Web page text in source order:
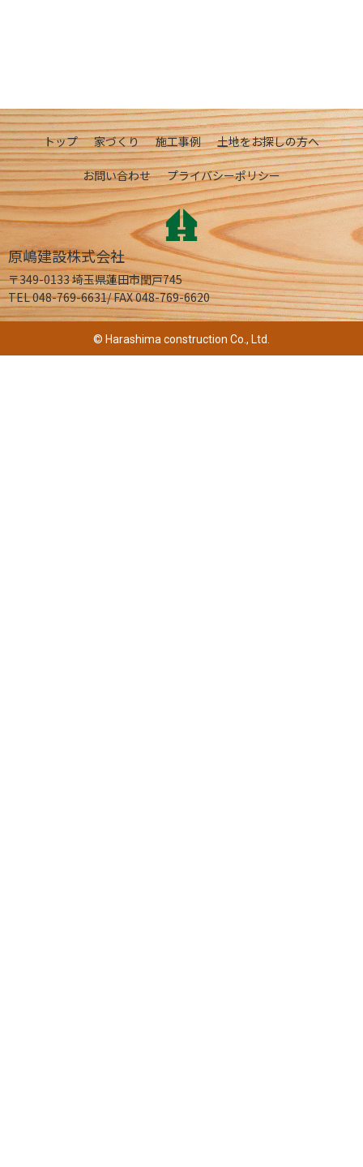
トップ 家づくり 施工事例 土地をお探しの方へ
お問い合わせ プライバシーポリシー
原嶋建設株式会社
〒349-0133 埼玉県蓮田市閏戸745
TEL 048-769-6631/ FAX 048-769-6620
© Harashima construction Co., Ltd.